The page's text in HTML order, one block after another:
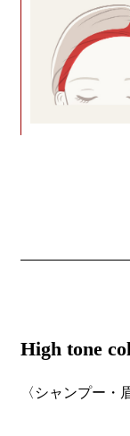
High tone
〈シャンプー